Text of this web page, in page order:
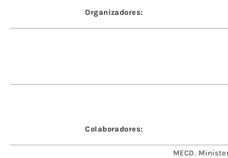
Organizadores:
Colaboradores:
MECD.